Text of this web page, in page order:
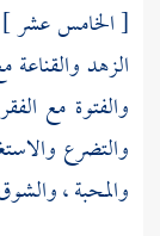
[ الخامس عشر ] :
الزهد والقناعة
والفتوة مع
والتضرع
والمحبة ،